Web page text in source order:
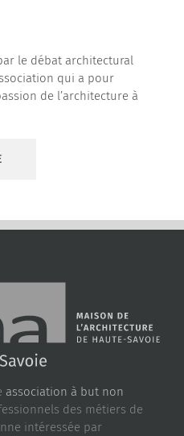
le débat architectural
qui a pour
de l’architecture à
association à but non
des métiers de
intéressée par